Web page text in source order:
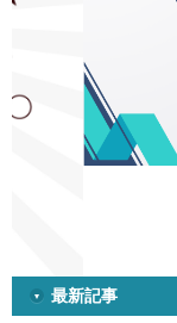
最新記事